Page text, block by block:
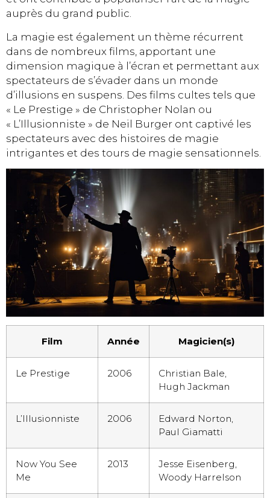
auprès du grand public.
La magie est également un thème récurrent
dans de nombreux films, apportant une
dimension magique à l’écran et permettant aux
spectateurs de s’évader dans un monde
d’illusions en suspens. Des films cultes tels que
« Le Prestige » de Christopher Nolan ou
« L’Illusionniste » de Neil Burger ont captivé les
spectateurs avec des histoires de magie
intrigantes et des tours de magie sensationnels.
Film Année Magicien(s)
Le Prestige 2006
Christian Bale,
Hugh Jackman
L’Illusionniste 2006
Edward Norton,
Paul Giamatti
Now You See
Me
2013
Jesse Eisenberg,
Woody Harrelson